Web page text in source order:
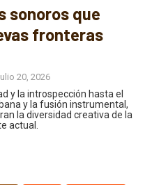
sonoros que
fronteras
20, 2026
y la introspección hasta el
y la fusión instrumental,
la diversidad creativa de la
actual.